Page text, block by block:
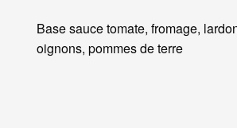
Base sauce tomate, fromage,
oignons, pommes de terre